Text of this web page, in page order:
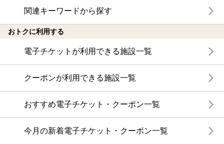
関連キーワードから探す
おトクに利用する
電子チケットが利用できる施設一覧
クーポンが利用できる施設一覧
おすすめ電子チケット・クーポン一覧
今月の新着電子チケット・クーポン一覧